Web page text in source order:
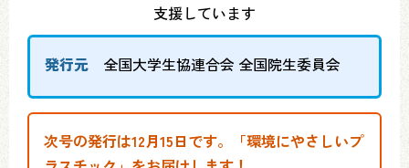
支援しています
発行元 全国大学生協連合会 全国院生委員会
次号の発行は12月15日です。「環境にやさしいプ